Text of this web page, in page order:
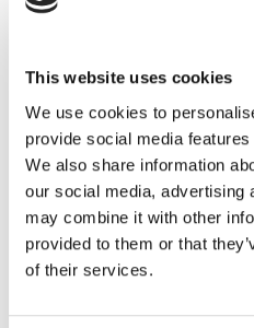
This website uses cookies
We use cookies to
provide social media
We also share information
our social media, advertising
may combine it with other
provided to them or that
of their services.
mediaryhmissä mainonnan
Tarkasteltaessa vain
mainontaansa lisäsivät
kosmetiikka, elintarvikkeet
Työpaikkojen ilmoittelu
vuoden 2022 vastaavaan
Suurimmat mainostajat
DNA ja Veikkaus.